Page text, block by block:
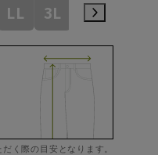
LL 3L 3L/88
く際の目安となります。